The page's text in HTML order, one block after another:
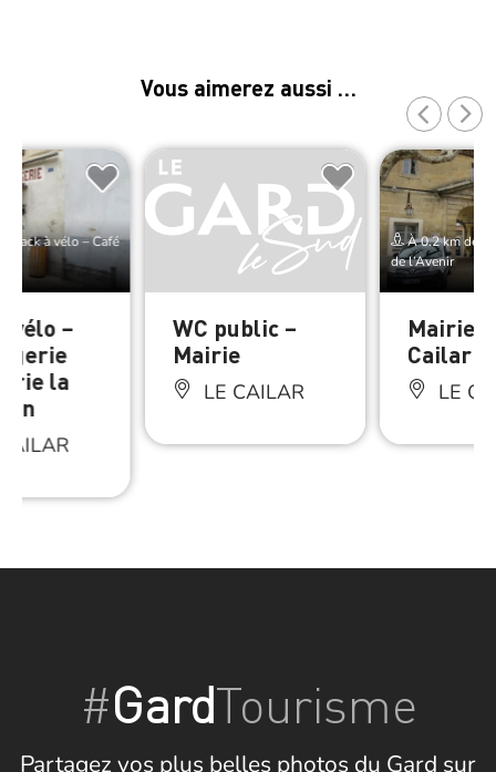
Vous aimerez aussi …
Rack à vélo – Café
vélo –
la
WC public –
Mairie
LE CAILAR
À 0.2 km de
de l’Avenir
Mairie
Cailar
LE
#GardTourisme
Partagez vos plus belles photos du Gard sur